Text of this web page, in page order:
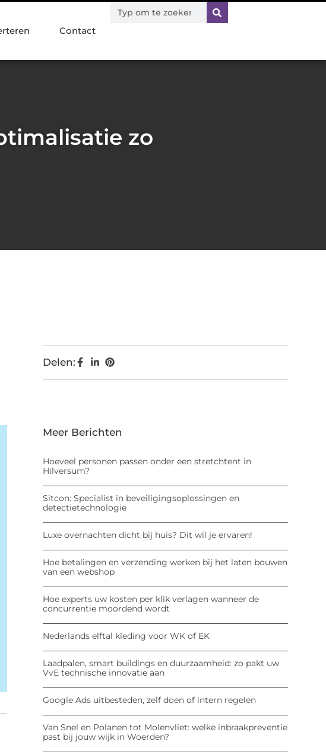
Contact
zo
Delen:
Meer Berichten
Hoeveel personen passen onder een stretchtent in
Hilversum?
Sitcon: Specialist in beveiligingsoplossingen en
detectietechnologie
Luxe overnachten dicht bij huis? Dit wil je ervaren!
Hoe betalingen en verzending werken bij het laten bouwen
van een webshop
Hoe experts uw kosten per klik verlagen wanneer de
concurrentie moordend wordt
Nederlands elftal kleding voor WK of EK
Laadpalen, smart buildings en duurzaamheid: zo pakt uw
VvE technische innovatie aan
Google Ads uitbesteden, zelf doen of intern regelen
Van Snel en Polanen tot Molenvliet: welke inbraakpreventie
past bij jouw wijk in Woerden?